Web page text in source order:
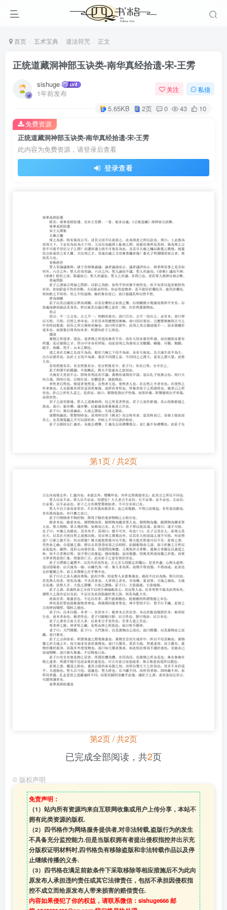
首页 五术宝典 道法符咒 正文
正统道藏洞神部玉诀类-南华真经拾遗-宋-王雱
sishuge
1年前发布
关注 私信
5.65KB 2页 0 43 10
正统道藏洞神部玉诀类-南华真经拾遗-宋-王雱
此内容为免费资源，请登录后查看
登录查看
免费资源
第1页 / 共2页
第2页 / 共2页
已完成全部阅读，共2页
© 版权声明
免责声明：
（1）站内所有资源均来自互联网收集或用户上传分享，本站不
拥有此类资源的版权.
（2）四书格作为网络服务提供者,对非法转载,盗版行为的发生
不具备充分监控能力.但是当版权拥有者提出侵权指控并出示充
分版权证明材料时,四书格负有移除盗版和非法转载作品以及停
止继续传播的义务.
（3）四书格在满足前款条件下采取移除等相应措施后不为此向
原发布人承担违约责任或其它法律责任，包括不承担因侵权指
控不成立而给原发布人带来损害的赔偿责任.
内容如果侵犯了你的权益，请联系微信：sishuge666 邮